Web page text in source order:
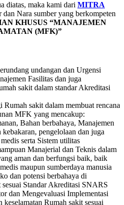
diatas, maka kami dari MITRA
dan Nara sumber yang berkompeten
KHUSUS “MANAJEMEN
(MFK)”
undangan dan Urgensi
Fasilitas dan juga
sakit dalam standar Akreditasi
Rumah sakit dalam membuat rencana
MFK yang mencakup:
Bahan berbahaya, Manajemen
kebakaran, pengelolaan dan juga
serta Sistem utilitas
Manajerial dan Teknis dalam
aman dan berfungsi baik, baik
maupun sumberdaya manusia
dan potensi berbahaya di
Standar Akreditasi SNARS
dan Mengevaluasi Implementasi
keselamatan Rumah sakit sesuai